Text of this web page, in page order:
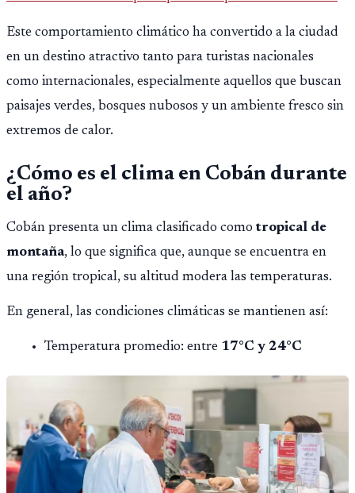
Este comportamiento climático ha convertido a la ciudad
en un destino atractivo tanto para turistas nacionales
como internacionales, especialmente aquellos que buscan
paisajes verdes, bosques nubosos y un ambiente fresco sin
extremos de calor.
¿Cómo es el clima en Cobán durante
el año?
Cobán presenta un clima clasificado comotropical de
montaña, lo que significa que, aunque se encuentra en
una región tropical, su altitud modera las temperaturas.
En general, las condiciones climáticas se mantienen así:
Temperatura promedio: entre 17°C y 24°C